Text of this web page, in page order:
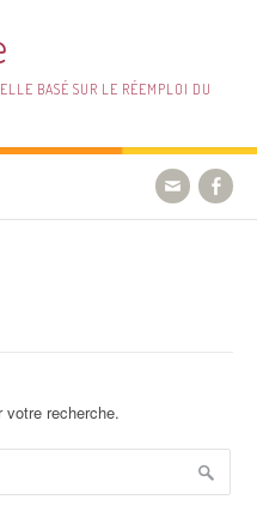
BASÉ SUR LE RÉEMPLOI DU
votre recherche.